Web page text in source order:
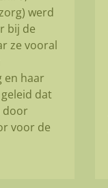
werd
bij de
ze vooral
en haar
dat
door
voor de